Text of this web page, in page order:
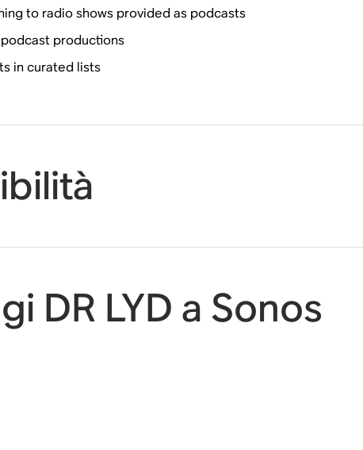
to radio shows provided as podcasts
productions
in curated lists
DR LYD a Sonos